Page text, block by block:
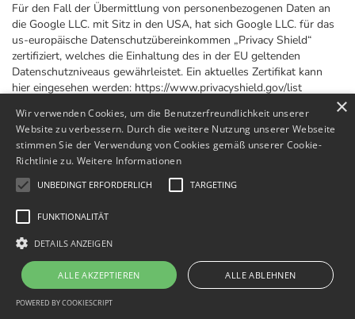
Für den Fall der Übermittlung von personenbezogenen Daten an
die Google LLC. mit Sitz in den USA, hat sich Google LLC. für das
us-europäische Datenschutzübereinkommen „Privacy Shield“
zertifiziert, welches die Einhaltung des in der EU geltenden
Datenschutzniveaus gewährleistet. Ein aktuelles Zertifikat kann
hier eingesehen werden: https://www.privacyshield.gov/list
Zweck und Umfang der Datenerhebung und die weitere
Verarbeitung und Nutzung der Daten durch Google sowie Ihre
diesbezüglichen Rechte und Einstellungsmöglichkeiten zum Schutz
Ihrer Privatsphäre entnehmen Sie bitte den Datenschutzhinweisen
von Google: https://www.google.com/intl/de/policies/privacy/
Auf unserer Website werden sogenannte Social Plugins ("Plugins")
des sozialen Netzwerkes Google+ verwendet, das von der Google
Ireland Limited, Gordon House, 4 Barrow St, Dublin, D04 E5W5,
Irland ("Google") betrieben wird.
Um den Schutz Ihrer Daten beim Besuch unserer Website zu
erhöhen, sind die Plugins zunächst deaktiviert mittels sogenannter
×
Wir verwenden Cookies, um die Benutzerfreundlichkeit unserer
Website zu verbessern. Durch die weitere Nutzung unserer Webseite
stimmen Sie der Verwendung von Cookies gemäß unserer Cookie-
Richtlinie zu. Weitere Informationen
UNBEDINGT ERFORDERLICH TARGETING
FUNKTIONALITÄT
DETAILS ANZEIGEN
ALLE AKZEPTIEREN ALLE ABLEHNEN
POWERED BY COOKIESCRIPT